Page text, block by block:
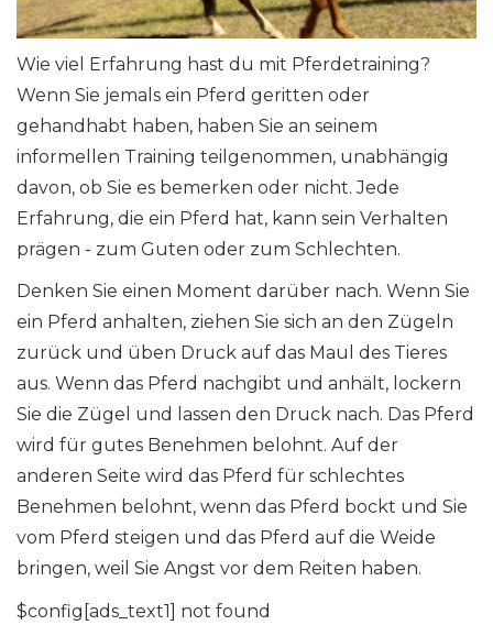
Wie viel Erfahrung hast du mit Pferdetraining?
Wenn Sie jemals ein Pferd geritten oder
gehandhabt haben, haben Sie an seinem
informellen Training teilgenommen, unabhängig
davon, ob Sie es bemerken oder nicht. Jede
Erfahrung, die ein Pferd hat, kann sein Verhalten
prägen - zum Guten oder zum Schlechten.
Denken Sie einen Moment darüber nach. Wenn Sie
ein Pferd anhalten, ziehen Sie sich an den Zügeln
zurück und üben Druck auf das Maul des Tieres
aus. Wenn das Pferd nachgibt und anhält, lockern
Sie die Zügel und lassen den Druck nach. Das Pferd
wird für gutes Benehmen belohnt. Auf der
anderen Seite wird das Pferd für schlechtes
Benehmen belohnt, wenn das Pferd bockt und Sie
vom Pferd steigen und das Pferd auf die Weide
bringen, weil Sie Angst vor dem Reiten haben.
$config[ads_text1] not found